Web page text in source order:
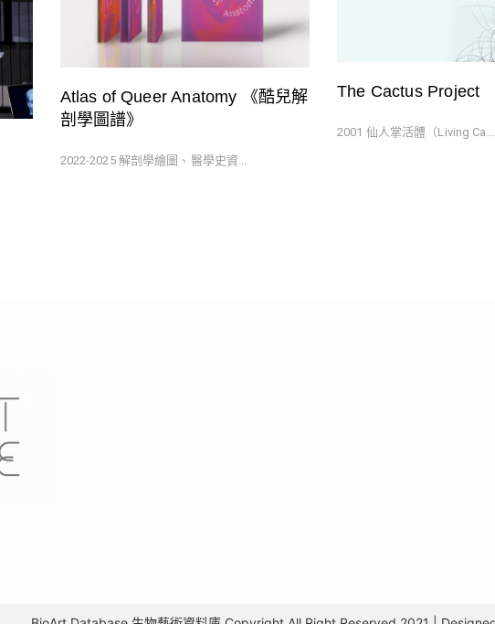
Atlas of Queer Anatomy 《酷兒解
剖學圖譜》
2022-2025 解剖學繪圖、醫學史資...
The Cactus Project
2001 仙人掌活體（Living Ca...